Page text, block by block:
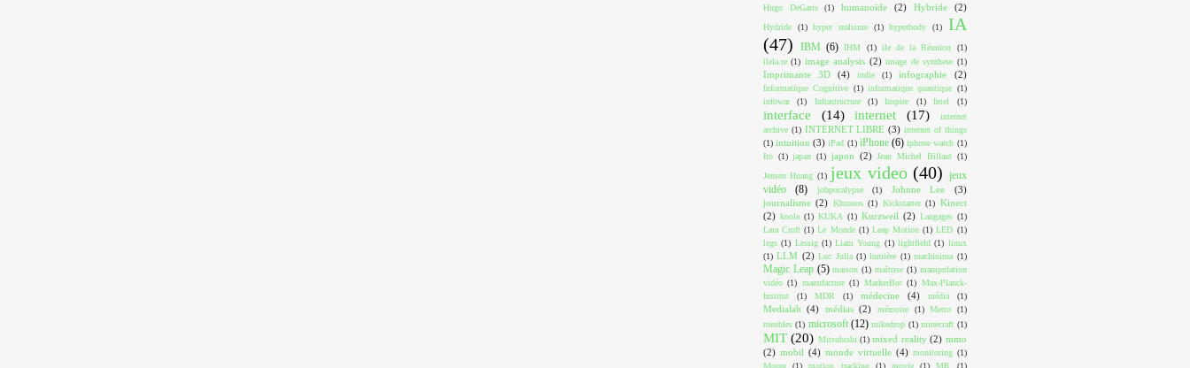
Hugo DeGaris
(1) humanoïde (2) Hybride (2)
Hydride (1) hyper realisme (1) hyperbody (1)
IA
(47)
IBM (6) IHM (1) ile de la Réunion
(1)
ilela.re (1) image analysis (2) image de synthese (1)
Imprimante 3D (4) indie (1) infographie (2)
Informatique Cognitive (1) informatique quantique (1)
infowar
(1) Infrastructure (1) Inspire (1) Intel (1)
interface (14) internet (17)
internet
archive (1) INTERNET LIBRE (3) internet of things
(1) intuition (3) iPad (1) iPhone (6) iphone watch (1)
Ito (1) japan (1) japon (2) Jean Michel Billaut (1)
Jensen Huang (1) jeux video (40) jeux
vidéo
(8) jobpocalypse (1) Johnne Lee
(3)
journalisme (2) Khronos (1) Kickstarter (1) Kinect
(2) koola (1) KUKA (1) Kurzweil (2) Langages (1)
Lara Croft (1) Le Monde (1) Leap Motion (1) LED (1)
legs (1) Lessig (1) Liam Young (1) lightfield (1) linux
(1) LLM (2) Luc Julia (1) lumière (1) machinima (1)
Magic Leap (5) maison (1) maîtrise (1) manipulation
vidéo (1) manufacture (1) MarkerBot (1) Max-Planck-
Institut
(1) MDR (1) médecine (4) média (1)
Medialab (4) médias (2) mémoire (1) Metro
(1)
meubles (1) microsoft (12) mikedrop (1) minecraft (1)
MIT (20) Mitsubishi (1) mixed reality (2) mmo
(2) mobil (4) monde virtuelle (4) monitoring (1)
Moore
(1) motion tracking (1) movie (1) MR (1)